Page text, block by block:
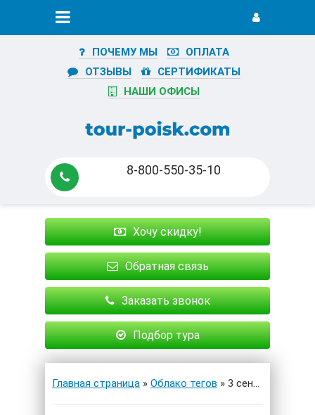
ПОЧЕМУ МЫ
ОПЛАТА
ОТЗЫВЫ
СЕРТИФИКАТЫ
НАШИ ОФИСЫ
8-800-550-35-10
Хочу скидку!
Обратная связь
Заказать звонок
Подбор тура
Главная страница » Облако тегов » 3 сентября